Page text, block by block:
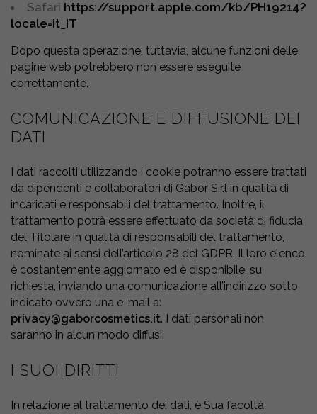
Safari https://support.apple.com/kb/PH19214?
locale=it_IT
Dopo questa operazione, tuttavia, alcune funzioni delle
pagine web potrebbero non essere eseguite
correttamente.
COMUNICAZIONE E DIFFUSIONE DEI
DATI
I dati raccolti utilizzando i cookie potranno essere trattati
da dipendenti e collaboratori di Gabor S.r.l in qualità di
incaricati e responsabili del trattamento. Inoltre, il
trattamento potrà essere effettuato da società di fiducia
del Titolare in qualità di responsabili del trattamento,
nominate ai sensi dell’articolo 28 del GDPR. Il loro elenco
è costantemente aggiornato ed è disponibile, su
richiesta, inviando una comunicazione all’indirizzo sotto
indicato ovvero una e-mail a:
privacy@gaborcosmetics.it. I dati personali non
saranno in alcun modo diffusi.
I SUOI DIRITTI
In relazione al trattamento dei dati, è Sua facoltà